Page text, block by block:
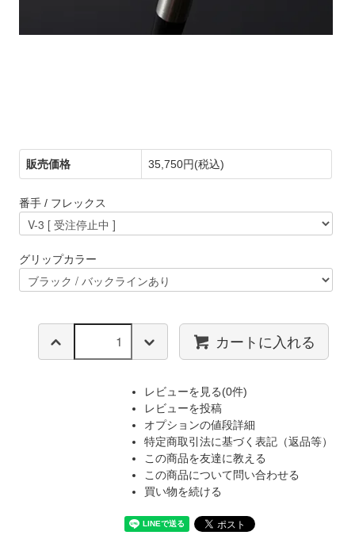
販売価格 35,750円(税込)
番手 / フレックス
グリップカラー
カートに入れる
レビューを見る(0件)
レビューを投稿
オプションの値段詳細
特定商取引法に基づく表記（返品等）
この商品を友達に教える
この商品について問い合わせる
買い物を続ける